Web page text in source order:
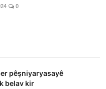
0
pêşniyaryasayê
belav kir